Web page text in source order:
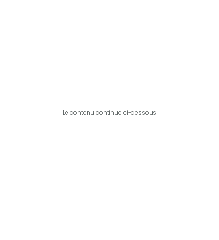
Le contenu continue ci-dessous